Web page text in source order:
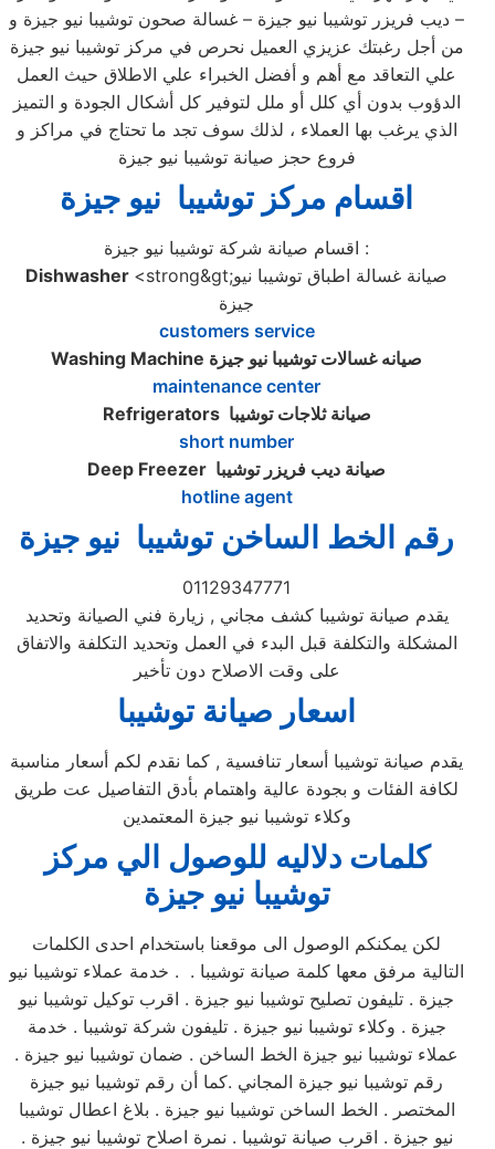
– ديب فريزر توشيبا نيو جيزة – غسالة صحون توشيبا نيو جيزة و
من أجل رغبتك عزيزي العميل نحرص في مركز توشيبا نيو جيزة
علي التعاقد مع أهم و أفضل الخبراء علي الاطلاق حيث العمل
الدؤوب بدون أي كلل أو ملل لتوفير كل أشكال الجودة و التميز
الذي يرغب بها العملاء ، لذلك سوف تجد ما تحتاج في مراكز و
فروع حجز صيانة توشيبا نيو جيزة
اقسام مركز توشيبا نيو جيزة
اقسام صيانة شركة توشيبا نيو جيزة :
Dishwasher <strong&gt;صيانة غسالة اطباق توشيبا نيو
جيزة
customers service
Washing Machine صيانه غسالات توشيبا نيو جيزة
maintenance center
Refrigerators صيانة ثلاجات توشيبا
short number
Deep Freezer صيانة ديب فريزر توشيبا
hotline agent
رقم الخط الساخن توشيبا نيو جيزة
01129347771
يقدم صيانة توشيبا كشف مجاني , زيارة فني الصيانة وتحديد
المشكلة والتكلفة قبل البدء في العمل وتحديد التكلفة والاتفاق
على وقت الاصلاح دون تأخير
اسعار صيانة توشيبا
يقدم صيانة توشيبا أسعار تنافسية , كما نقدم لكم أسعار مناسبة
لكافة الفئات و بجودة عالية واهتمام بأدق التفاصيل عت طريق
وكلاء توشيبا نيو جيزة المعتمدين
كلمات دلاليه للوصول الي مركز
توشيبا نيو جيزة
لكن يمكنكم الوصول الى موقعنا باستخدام احدى الكلمات
التالية مرفق معها كلمة صيانة توشيبا . . خدمة عملاء توشيبا نيو
جيزة . تليفون تصليح توشيبا نيو جيزة . اقرب توكيل توشيبا نيو
جيزة . وكلاء توشيبا نيو جيزة . تليفون شركة توشيبا . خدمة
عملاء توشيبا نيو جيزة الخط الساخن . ضمان توشيبا نيو جيزة .
رقم توشيبا نيو جيزة المجاني .كما أن رقم توشيبا نيو جيزة
المختصر . الخط الساخن توشيبا نيو جيزة . بلاغ اعطال توشيبا
نيو جيزة . اقرب صيانة توشيبا . نمرة اصلاح توشيبا نيو جيزة .